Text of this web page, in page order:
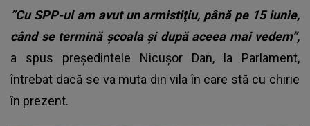
”Cu SPP-ul am avut un armistiţiu, până pe 15 iunie,
când se termină şcoala şi după aceea mai vedem”,
a spus preşedintele Nicuşor Dan, la Parlament,
întrebat dacă se va muta din vila în care stă cu chirie
în prezent.